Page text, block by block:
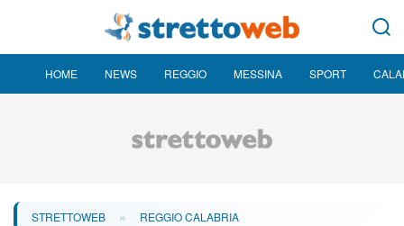
HOME NEWS REGGIO MESSINA SPORT
STRETTOWEB » REGGIO CALABRIA